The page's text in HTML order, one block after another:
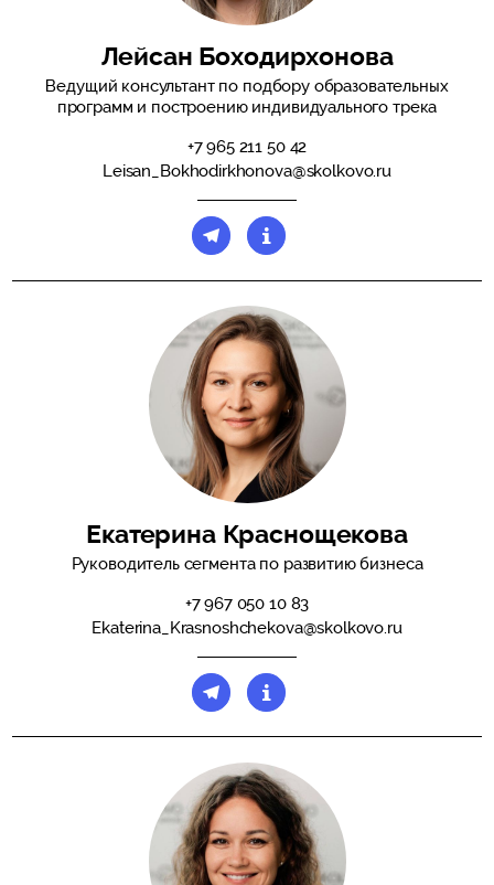
Лейсан Боходирхонова
Ведущий консультант по подбору образовательных
программ и построению индивидуального трека
+7 965 211 50 42
Leisan_Bokhodirkhonova@skolkovo.ru
Екатерина Краснощекова
Руководитель сегмента по развитию бизнеса
+7 967 050 10 83
Ekaterina_Krasnoshchekova@skolkovo.ru